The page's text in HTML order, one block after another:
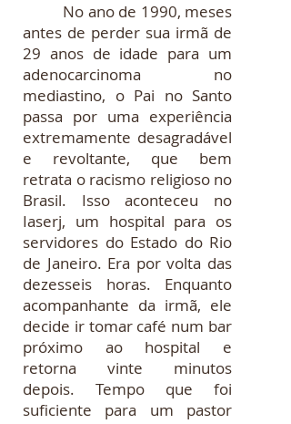
No ano de 1990, meses
antes de perder sua irmã de
29 anos de idade para um
adenocarcinoma no
mediastino, o Pai no Santo
passa por uma experiência
extremamente desagradável
e revoltante, que bem
retrata o racismo religioso no
Brasil. Isso aconteceu no
Iaserj, um hospital para os
servidores do Estado do Rio
de Janeiro. Era por volta das
dezesseis horas. Enquanto
acompanhante da irmã, ele
decide ir tomar café num bar
próximo ao hospital e
retorna vinte minutos
depois. Tempo que foi
suficiente para um pastor